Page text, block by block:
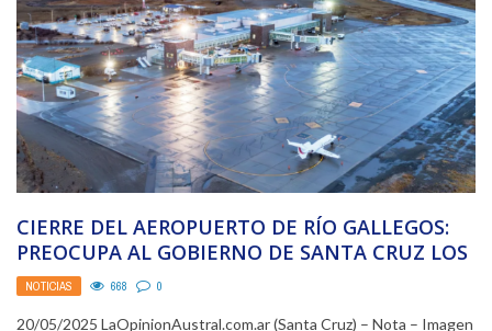
CIERRE DEL AEROPUERTO DE RÍO GALLEGOS:
PREOCUPA AL GOBIERNO DE SANTA CRUZ LOS
VUELOS SANITARIOS ...
NOTICIAS 668 0
20/05/2025 LaOpinionAustral.com.ar (Santa Cruz) – Nota – Imagen